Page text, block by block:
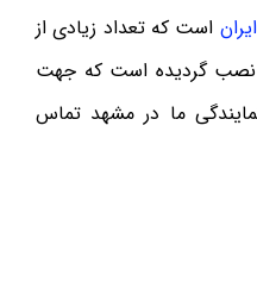
است که تعداد زیادی از
نصب گردیده است که جهت
ما در مشهد تماس